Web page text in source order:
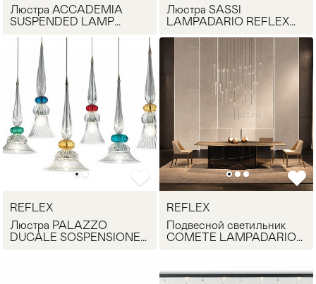
Люстра ACCADEMIA
SUSPENDED LAMP
Люстра SASSI
LAMPADARIO REFLEX
REFLEX
Люстра PALAZZO
DUCALE SOSPENSIONE
REFLEX
Подвесной светильник
COMETE LAMPADARIO